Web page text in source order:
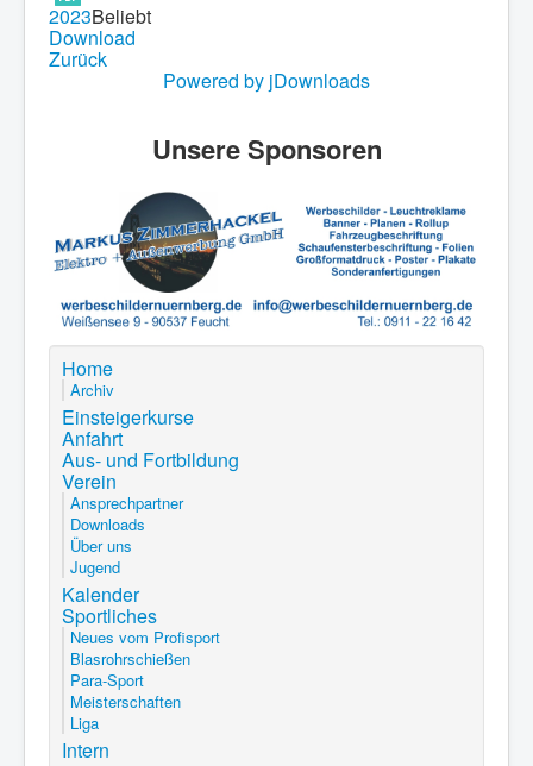
2023Beliebt
Download
Zurück
Powered by jDownloads
Unsere Sponsoren
Home
Archiv
Einsteigerkurse
Anfahrt
Aus- und Fortbildung
Verein
Ansprechpartner
Downloads
Über uns
Jugend
Kalender
Sportliches
Neues vom Profisport
Blasrohrschießen
Para-Sport
Meisterschaften
Liga
Intern